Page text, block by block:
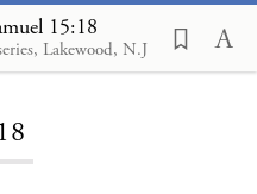
15:18
Lakewood, N.J